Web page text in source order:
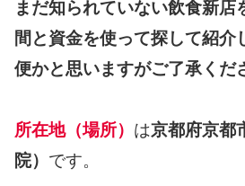
まだ知られていない飲食新店
間と資金を使って探して紹介
便かと思いますがご了承くだ
所在地（場所） は京都府京都
院） です。